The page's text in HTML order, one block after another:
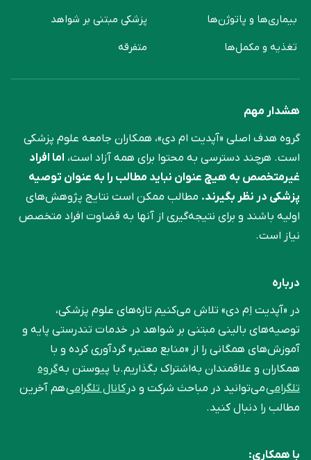
بیماری‌ها و پاتوژن‌ها
تغذیه و مکمل‌ها
پزشکی مبتنی بر شواهد
متفرقه
هشدار مهم
گروه هدف اصلی «آپدیت ام دی»، همکاران جامعه علوم ‌پزشکی
است. هرچند دسترسی به محتوا برای همه آزاد است، اما افراد
غیرمتخصص به هیچ عنوان نباید مطالب را به عنوان توصیه
پزشکی در نظر بگیرند. مطالب ممکن است نتایج پژوهش‌های
اولیه باشند و برای نتیجه‌گیری از آنها به قضاوت افراد متخصص
نیاز است.
درباره
در «آپدیت اِم دی» تلاش می‌کنیم تازه‌های علوم پزشکی،
توصیه‌های بالینی مبتنی بر شواهد در خدمات تندرستی پایه و
آموزش‌های همگانی را از «منابع معتبر» گردآوری کرده و با
همکاران و علاقمندان به‌اشتراک بگذاریم.با پیوستن بهگروه
تلگرامیمی‌توانید در مباحث شرکت و درکانال تلگرامیهم آخرین
مطالب را دنبال کنید.
با همکاری: